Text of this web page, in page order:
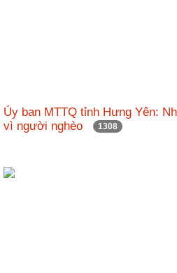
Ủy ban MTTQ tỉnh Hưng Yên:
vì người nghèo
1308